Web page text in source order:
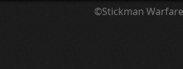
©Stickman Warfare